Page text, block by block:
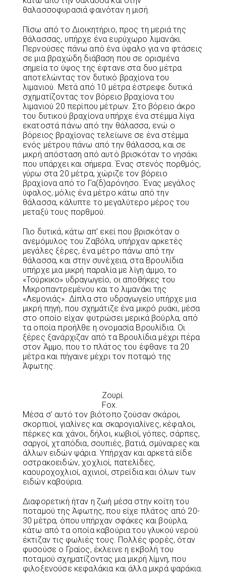
θαλασσοφυρασιά φαινόταν η μισή.
Πίσω από το Διοικητήριο, προς τη μεριά της
θάλασσας, υπήρχε ένα ευρύχωρο λιμανάκι.
Περνούσες πάνω από ένα ύφαλο για να φτάσεις
σε μια βραχώδη διάβαση που σε ορισμένα
σημεία το ύψος της έφτανε στα δυο μέτρα
αποτελώντας τον δυτικό βραχίονα του
λιμανιού. Μετά από 10 μέτρα έστρεφε δυτικά
σχηματίζοντας τον βόρειο βραχίονα του
λιμανιού 20 περίπου μέτρων. Στο βόρειο άκρο
του δυτικού βραχίονα υπήρχε ένα στέμμα λίγα
εκατοστά πάνω από την θάλασσα, ενώ ο
βόρειος βραχίονας τελείωνε σε ένα στέμμα
ενός μέτρου πάνω από την θάλασσα, και σε
μικρή απόσταση από αυτό βρισκόταν το νησάκι
που υπάρχει και σήμερα. Ένας στενός πορθμός,
γύρω στα 20 μέτρα, χώριζε τον βόρειο
βραχίονα από το Γα(δ)αρόνησο. Ένας μεγάλος
ύφαλος, μόλις ένα μέτρο κάτω από την
θάλασσα, κάλυπτε το μεγαλύτερο μέρος του
μεταξύ τους πορθμού.
Πιο δυτικά, κάτω απ’ εκεί που βρισκόταν ο
ανεμόμυλος του Ζαβόλα, υπήρχαν αρκετές
μεγάλες ξέρες, ένα μέτρο πάνω από την
θάλασσα, και στην συνέχεια, στα Βρουλίδια
υπήρχε μια μικρή παραλία με λίγη άμμο, το
«Τούρκικο» υδραγωγείο, οι αποθήκες του
Μικροπαντρεμένου και το λιμανάκι της
«Λεμονιάς». Δίπλα στο υδραγωγείο υπήρχε μια
μικρή πηγή, που σχημάτιζε ένα μικρό ρυάκι, μέσα
στο οποίο είχαν φυτρώσει μερικά βούρλα, από
τα οποία προήλθε η ονομασία Βρουλίδια. Οι
ξέρες ξανάρχιζαν από τα Βρουλίδια μέχρι πέρα
στον Άμμο, που το πλάτος του έφθανε τα 20
μέτρα και πήγαινε μέχρι τον ποταμό της
Άφωτης.
Ζουρί.
Fox.
Μέσα σ’ αυτό τον βιότοπο ζούσαν σκάροι,
σκορπιοί, γιαλίνες και σκαρογιαλίνες, κέφαλοι,
πέρκες και χάνοι, δήλοι, κωβιοί, γόπες, σάρπες,
σαργοί, χταπόδια, σουπιές, βατιά, σμύναιρες και
άλλων ειδών ψάρια. Υπήρχαν και αρκετά είδε
οστρακοειδών, χοχλιοί, πατελίδες,
καουροχοχλιοί, αχινιοί, στρείδια και όλων των
ειδών καβούρια.
Διαφορετική ήταν η ζωή μέσα στην κοίτη του
ποταμού της Άφωτης, που είχε πλάτος από 20-
30 μέτρα, όπου υπήρχαν σφάκες και βούρλα,
κάτω από τα οποία καβούρια του γλυκού νερού
έκτιζαν τις φωλιές τους. Πολλές φορές, όταν
φυσούσε ο Γραίος, έκλεινε η εκβολή του
ποταμού σχηματίζοντας μια μικρή λίμνη, που
φιλοξενούσε κεφαλάκια και άλλα μικρά ψαράκια.